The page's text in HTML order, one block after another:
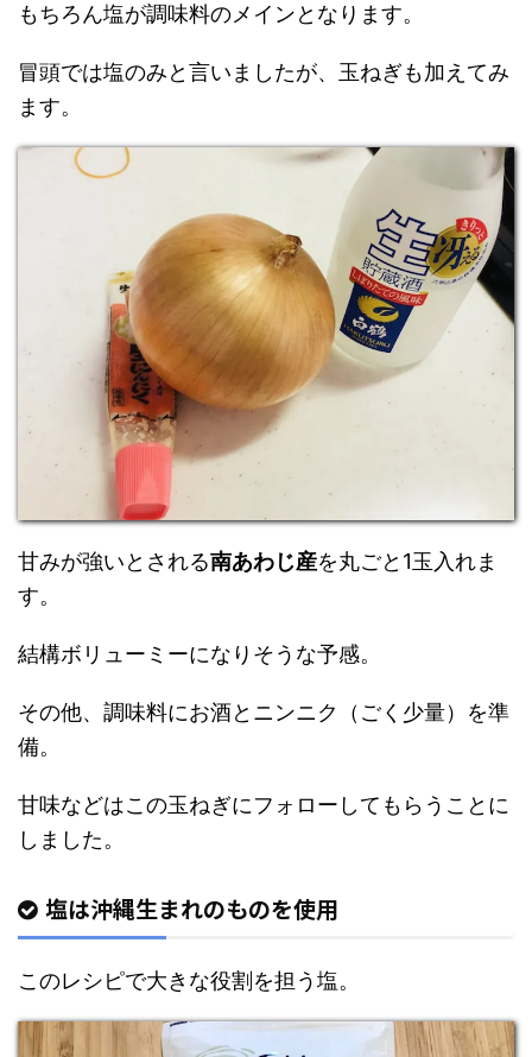
もちろん塩が調味料のメインとなります。
冒頭では塩のみと言いましたが、玉ねぎも加えてみ
ます。
甘みが強いとされる南あわじ産を丸ごと1玉入れま
す。
結構ボリューミーになりそうな予感。
その他、調味料にお酒とニンニク（ごく少量）を準
備。
甘味などはこの玉ねぎにフォローしてもらうことに
しました。
塩は沖縄生まれのものを使用
このレシピで大きな役割を担う塩。